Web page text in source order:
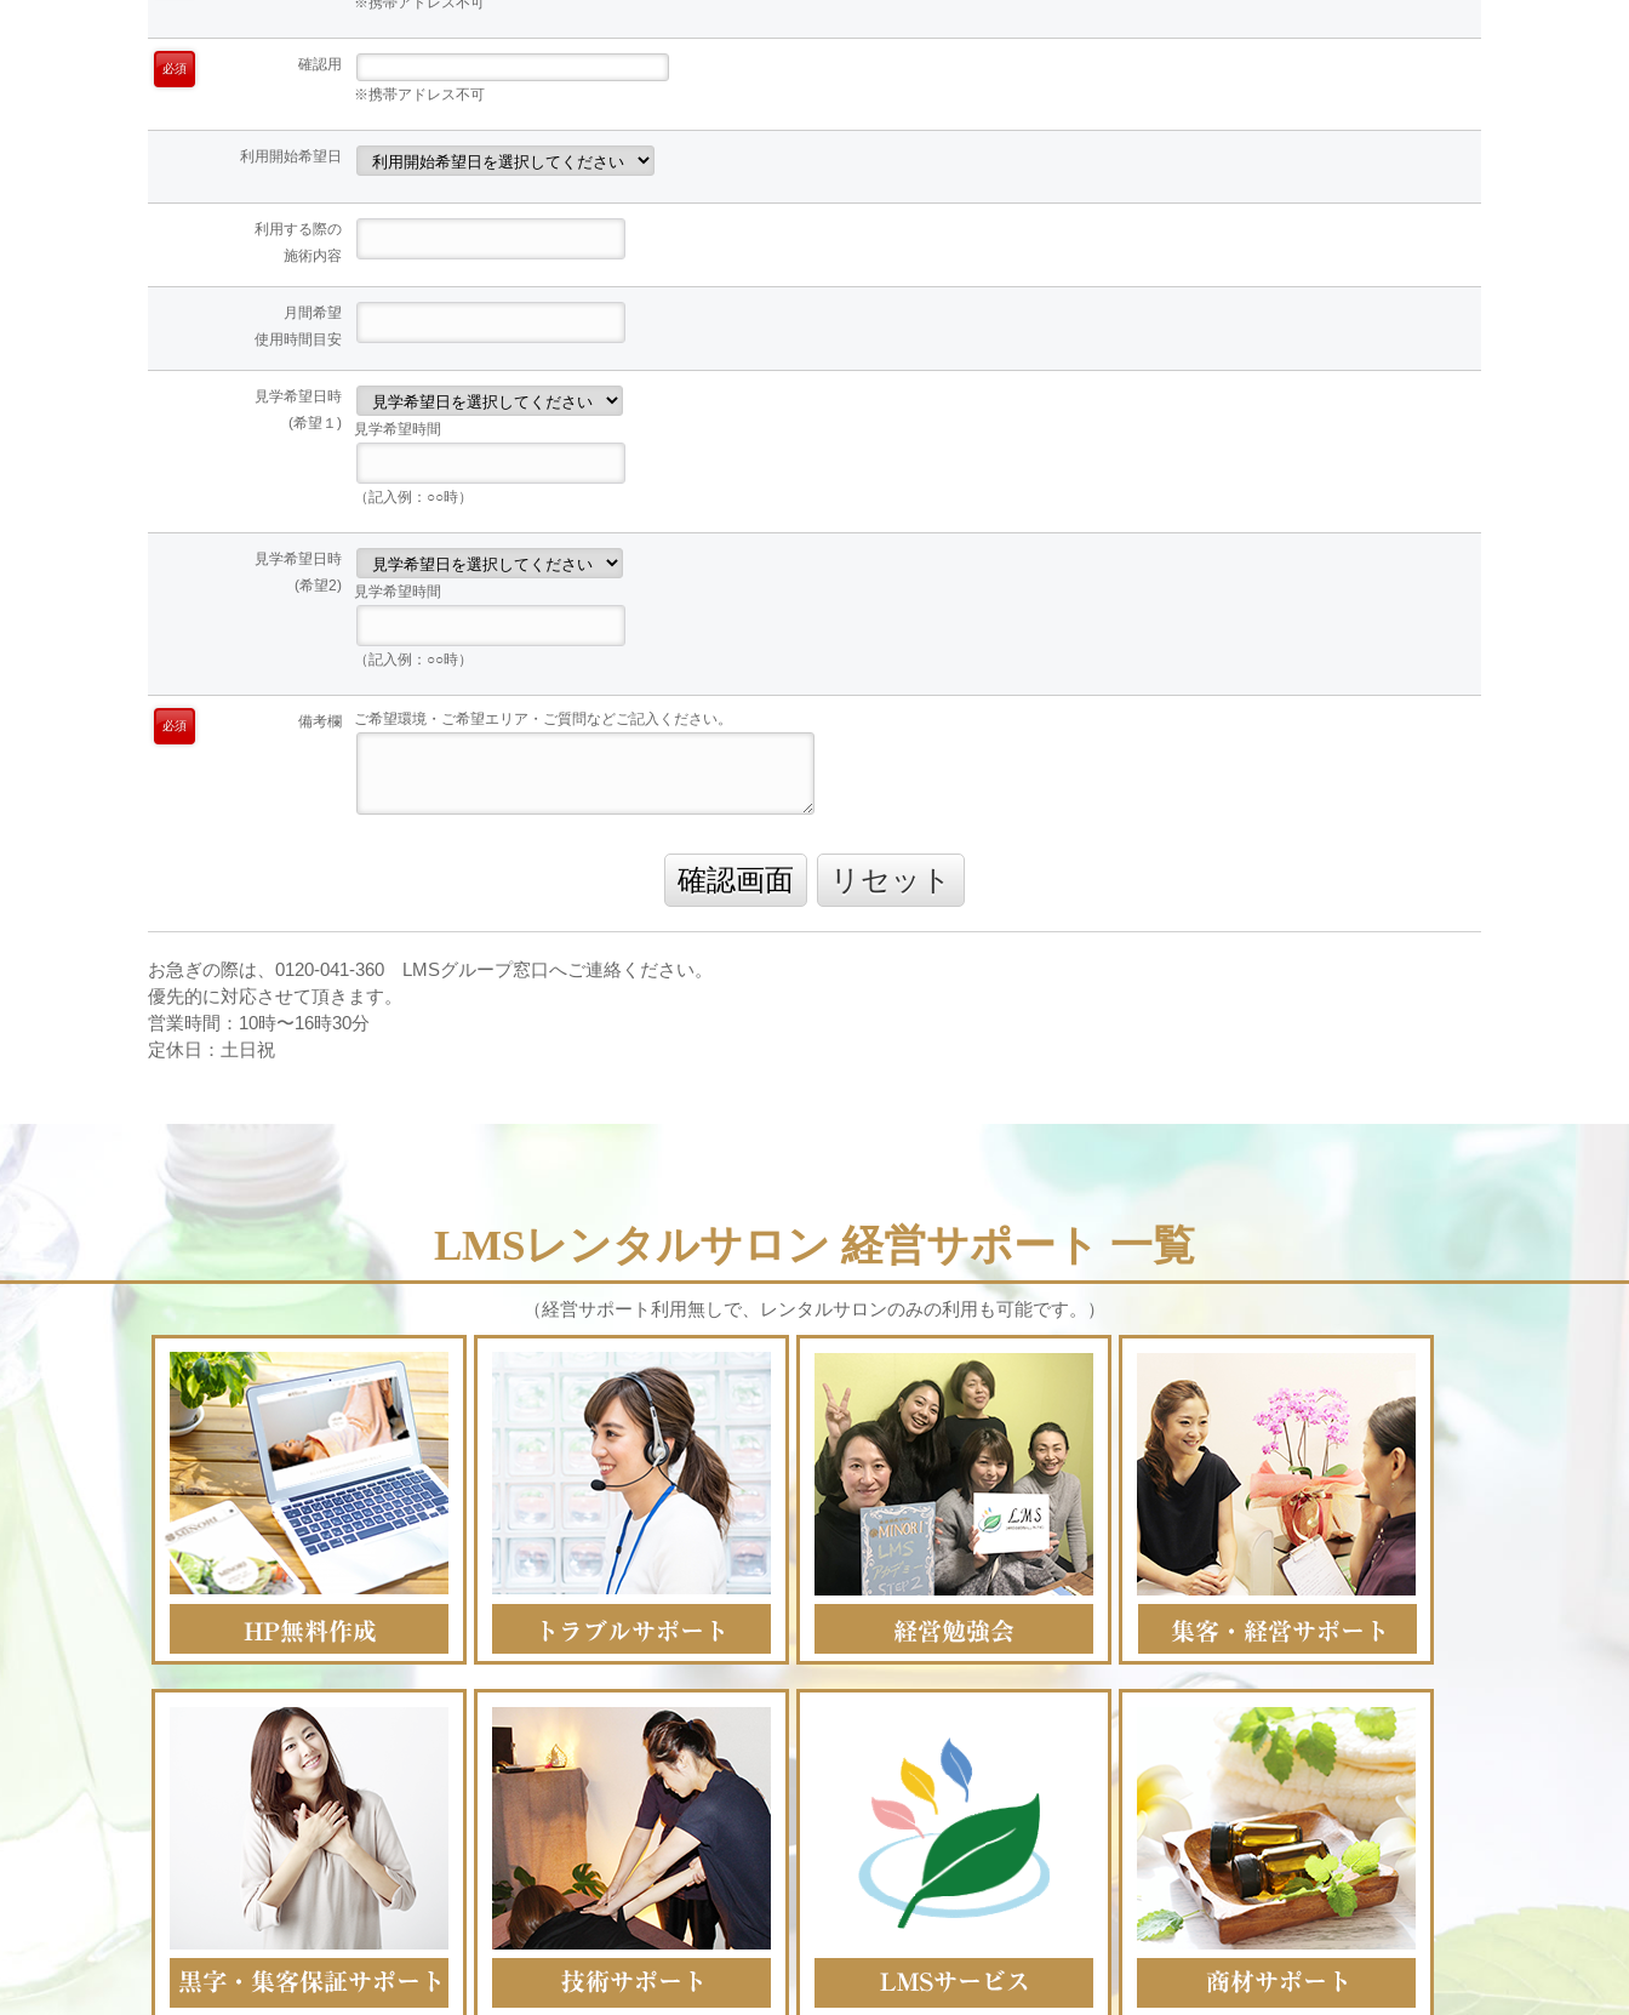
必須
確認用
※携帯アドレス不可
利用開始希望日
利用する際の
施術内容
月間希望
使用時間目安
見学希望日時
(希望１)
見学希望時間
（記入例：○○時）
見学希望日時
(希望2)
見学希望時間
（記入例：○○時）
必須 備考欄 ご希望環境・ご希望エリア・ご質問などご記入ください。
確認画面 リセット
お急ぎの際は、0120-041-360 LMSグループ窓口へご連絡ください。
優先的に対応させて頂きます。
営業時間：10時〜16時30分
定休日：土日祝
LMSレンタルサロン 経営サポート 一覧
（経営サポート利用無しで、レンタルサロンのみの利用も可能です。）